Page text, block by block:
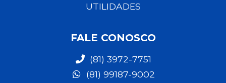
UTILIDADES
FALE CONOSCO
(81) 3972-7751
(81) 99187-9002